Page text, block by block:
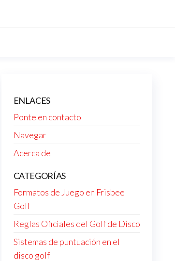
ENLACES
Ponte en contacto
Navegar
Acerca de
CATEGORÍAS
Formatos de Juego en Frisbee
Golf
Reglas Oficiales del Golf de Disco
Sistemas de puntuación en el
disco golf